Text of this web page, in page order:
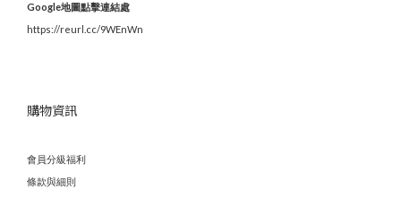
Google地圖點擊連結處
https://reurl.cc/9WEnWn
購物資訊
會員分級福利
條款與細則